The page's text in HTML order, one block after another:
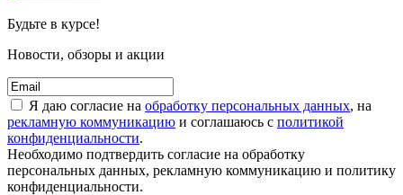
Будьте в курсе!
Новости, обзоры и акции
Я даю согласие на обработку персональных данных, на
рекламную коммуникацию и соглашаюсь с политикой
конфиденциальности.
Необходимо подтвердить согласие на обработку
персональных данных, рекламную коммуникацию и политику
конфиденциальности.